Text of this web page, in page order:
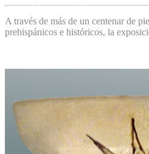
A través de más de un centenar de
prehispánicos e históricos, la